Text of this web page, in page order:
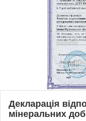
Декларація
мінеральних